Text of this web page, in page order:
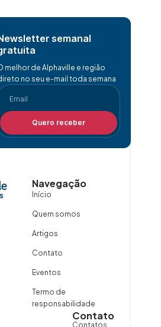
semanal
melhor de Alphaville e região
no seu e-mail toda semana
Quero receber
Navegação
Início
Quem somos
Artigos
Contato
Eventos
Termo de
responsabilidade
Contato
Contatos